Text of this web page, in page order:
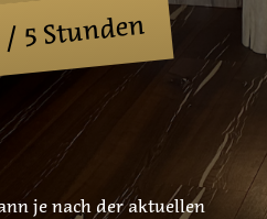
5 Stunden
je nach der aktuellen